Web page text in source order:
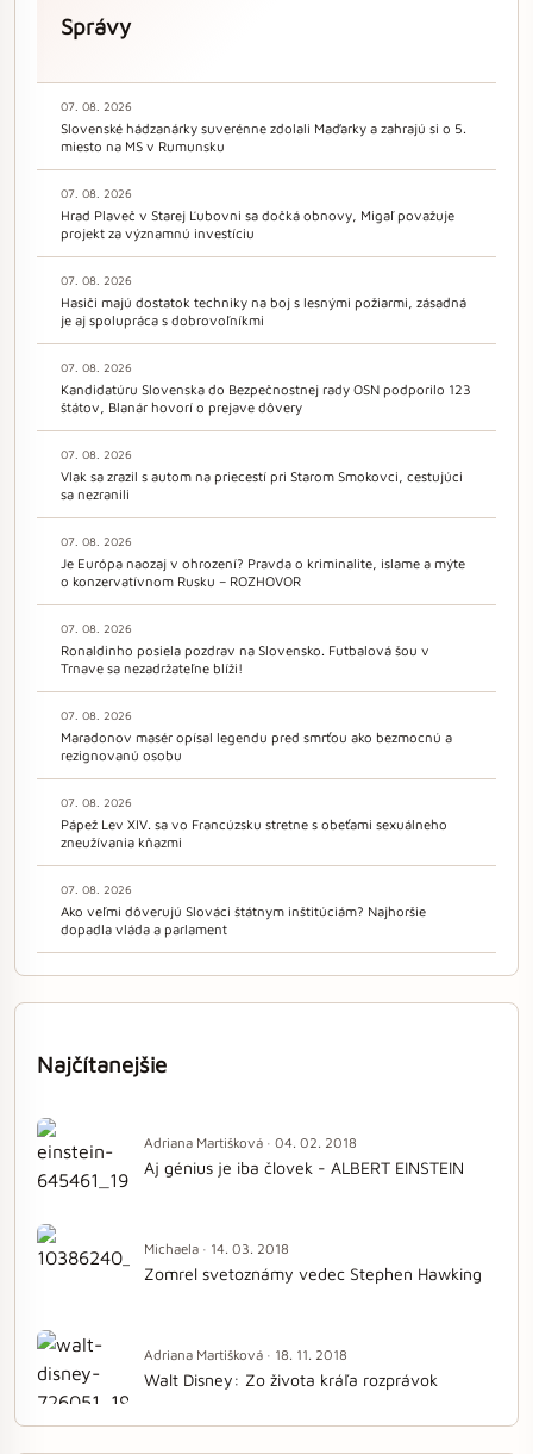
Správy
07. 08. 2026
Slovenské hádzanárky suverénne zdolali Maďarky a zahrajú si o 5.
miesto na MS v Rumunsku
07. 08. 2026
Hrad Plaveč v Starej Ľubovni sa dočká obnovy, Migaľ považuje
projekt za významnú investíciu
07. 08. 2026
Hasiči majú dostatok techniky na boj s lesnými požiarmi, zásadná
je aj spolupráca s dobrovoľníkmi
07. 08. 2026
Kandidatúru Slovenska do Bezpečnostnej rady OSN podporilo 123
štátov, Blanár hovorí o prejave dôvery
07. 08. 2026
Vlak sa zrazil s autom na priecestí pri Starom Smokovci, cestujúci
sa nezranili
07. 08. 2026
Je Európa naozaj v ohrození? Pravda o kriminalite, islame a mýte
o konzervatívnom Rusku – ROZHOVOR
07. 08. 2026
Ronaldinho posiela pozdrav na Slovensko. Futbalová šou v
Trnave sa nezadržateľne blíži!
07. 08. 2026
Maradonov masér opísal legendu pred smrťou ako bezmocnú a
rezignovanú osobu
07. 08. 2026
Pápež Lev XIV. sa vo Francúzsku stretne s obeťami sexuálneho
zneužívania kňazmi
07. 08. 2026
Ako veľmi dôverujú Slováci štátnym inštitúciám? Najhoršie
dopadla vláda a parlament
Najčítanejšie
Adriana Martišková · 04. 02. 2018
Aj génius je iba človek - ALBERT EINSTEIN
Michaela · 14. 03. 2018
Zomrel svetoznámy vedec Stephen Hawking
Adriana Martišková · 18. 11. 2018
Walt Disney: Zo života kráľa rozprávok